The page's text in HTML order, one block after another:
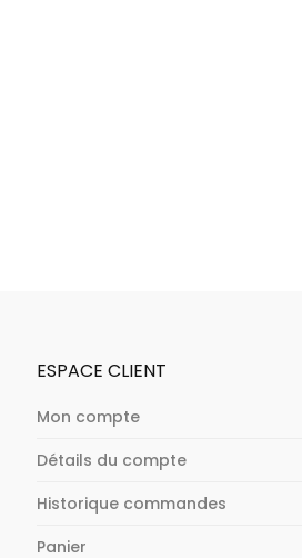
ESPACE CLIENT
Mon compte
Détails du compte
Historique commandes
Panier